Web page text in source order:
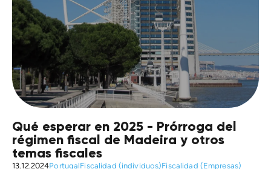
Qué esperar en 2025 - Prórroga del
régimen fiscal de Madeira y otros
temas fiscales
13.12.2024PortugalFiscalidad (individuos)Fiscalidad (Empresas)